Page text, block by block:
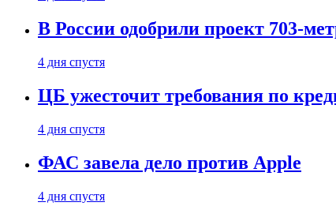
В России одобрили проект 703-
4 дня спустя
ЦБ ужесточит требования по
4 дня спустя
ФАС завела дело против Apple
4 дня спустя